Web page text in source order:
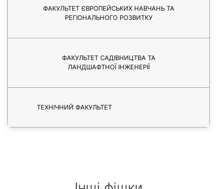
ФАКУЛЬТЕТ ЄВРОПЕЙСЬКИХ НАВЧАНЬ ТА
РЕГІОНАЛЬНОГО РОЗВИТКУ
ФАКУЛЬТЕТ САДІВНИЦТВА ТА
ЛАНДШАФТНОЇ ІНЖЕНЕРІЇ
ТЕХНІЧНИЙ ФАКУЛЬТЕТ